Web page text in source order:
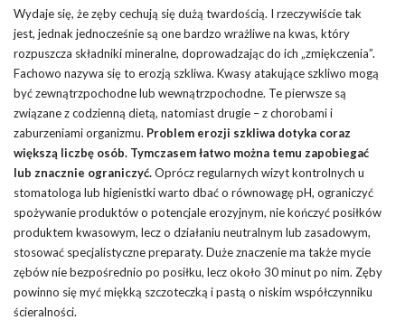
Wydaje się, że zęby cechują się dużą twardością. I rzeczywiście tak
jest, jednak jednocześnie są one bardzo wrażliwe na kwas, który
rozpuszcza składniki mineralne, doprowadzając do ich „zmiękczenia”.
Fachowo nazywa się to erozją szkliwa. Kwasy atakujące szkliwo mogą
być zewnątrzpochodne lub wewnątrzpochodne. Te pierwsze są
związane z codzienną dietą, natomiast drugie – z chorobami i
zaburzeniami organizmu. Problem erozji szkliwa dotyka coraz
większą liczbę osób. Tymczasem łatwo można temu zapobiegać
lub znacznie ograniczyć.Oprócz regularnych wizyt kontrolnych u
stomatologa lub higienistki warto dbać o równowagę pH, ograniczyć
spożywanie produktów o potencjale erozyjnym, nie kończyć posiłków
produktem kwasowym, lecz o działaniu neutralnym lub zasadowym,
stosować specjalistyczne preparaty. Duże znaczenie ma także mycie
zębów nie bezpośrednio po posiłku, lecz około 30 minut po nim. Zęby
powinno się myć miękką szczoteczką i pastą o niskim współczynniku
ścieralności.